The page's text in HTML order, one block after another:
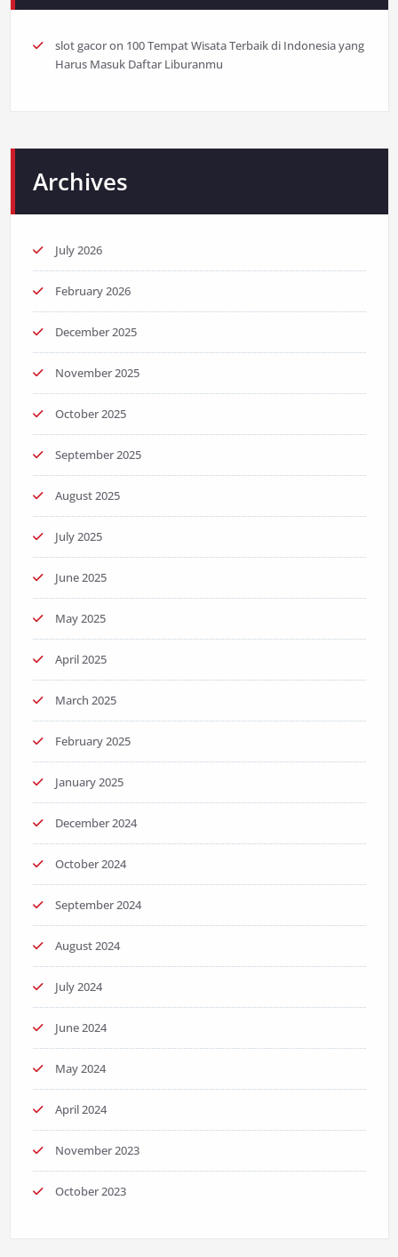
slot gacoron 100 Tempat Wisata Terbaik di Indonesia yang
Harus Masuk Daftar Liburanmu
Archives
July 2026
February 2026
December 2025
November 2025
October 2025
September 2025
August 2025
July 2025
June 2025
May 2025
April 2025
March 2025
February 2025
January 2025
December 2024
October 2024
September 2024
August 2024
July 2024
June 2024
May 2024
April 2024
November 2023
October 2023